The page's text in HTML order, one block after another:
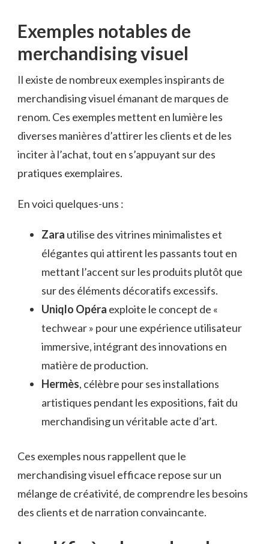
Exemples notables de
merchandising visuel
Il existe de nombreux exemples inspirants de
merchandising visuel émanant de marques de
renom. Ces exemples mettent en lumière les
diverses manières d’attirer les clients et de les
inciter à l’achat, tout en s’appuyant sur des
pratiques exemplaires.
En voici quelques-uns :
Zara utilise des vitrines minimalistes et
élégantes qui attirent les passants tout en
mettant l’accent sur les produits plutôt que
sur des éléments décoratifs excessifs.
Uniqlo Opéra exploite le concept de «
techwear » pour une expérience utilisateur
immersive, intégrant des innovations en
matière de production.
Hermès, célèbre pour ses installations
artistiques pendant les expositions, fait du
merchandising un véritable acte d’art.
Ces exemples nous rappellent que le
merchandising visuel efficace repose sur un
mélange de créativité, de comprendre les besoins
des clients et de narration convaincante.